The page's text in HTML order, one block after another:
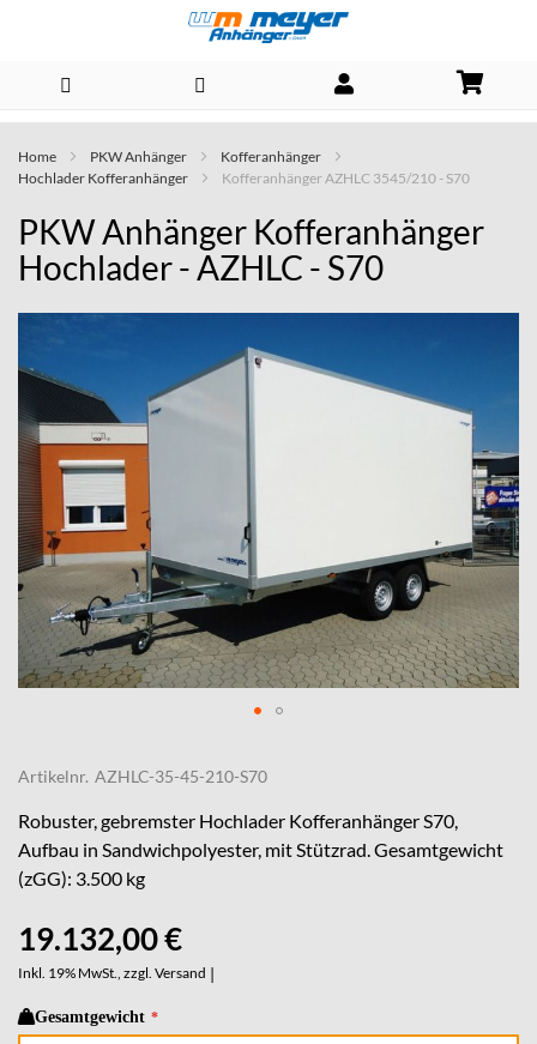
Direkt
zum
Inhalt
Home PKW Anhänger
Kofferanhänger
Hochlader Kofferanhänger
Kofferanhänger AZHLC 3545/210 - S70
PKW Anhänger Kofferanhänger
Hochlader - AZHLC - S70
Skip
the
of
the
images
gallery
the
beginning
of
the
images
Artikelnr. AZHLC-35-45-210-S70
Robuster, gebremster Hochlader Kofferanhänger S70,
Aufbau in Sandwichpolyester, mit Stützrad. Gesamtgewicht
(zGG): 3.500 kg
19.132,00 €
Inkl. 19% MwSt., zzgl. Versand |
Gesamtgewicht